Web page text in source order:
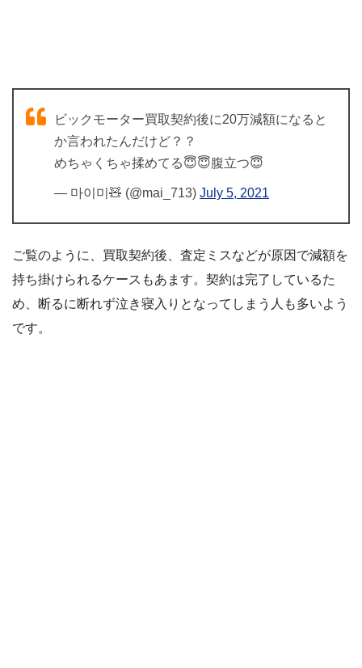
ビックモーター買取契約後に20万減額になると
か言われたんだけど？？
めちゃくちゃ揉めてる😇😇腹立つ😇
— 마이미🧸 (@mai_713) July 5, 2021
ご覧のように、買取契約後、査定ミスなどが原因で減額を
持ち掛けられるケースもあます。契約は完了しているた
め、断るに断れず泣き寝入りとなってしまう人も多いよう
です。